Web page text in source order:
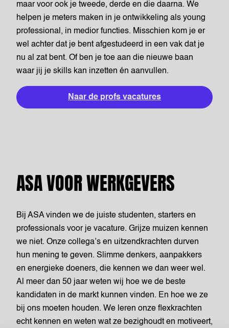
maar voor ook je tweede, derde en die daarna. We
helpen je meters maken in je ontwikkeling als young
professional, in medior functies. Misschien kom je er
wel achter dat je bent afgestudeerd in een vak dat je
nu al zat bent. Of ben je toe aan die nieuwe baan
waar jij je skills kan inzetten én aanvullen.
Naar de profs vacatures
ASA VOOR WERKGEVERS
Bij ASA vinden we de juiste studenten, starters en
professionals voor je vacature. Grijze muizen kennen
we niet. Onze collega’s en uitzendkrachten durven
hun mening te geven. Slimme denkers, aanpakkers
en energieke doeners, die kennen we dan weer wel.
Al meer dan 50 jaar weten wij hoe we de beste
kandidaten in de markt kunnen vinden. En hoe we ze
bij ons moeten houden. We leren onze flexkrachten
echt kennen en weten wat ze bezighoudt en motiveert,